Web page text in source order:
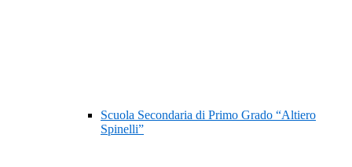
Scuola Secondaria di Primo Grado “Altiero
Spinelli”